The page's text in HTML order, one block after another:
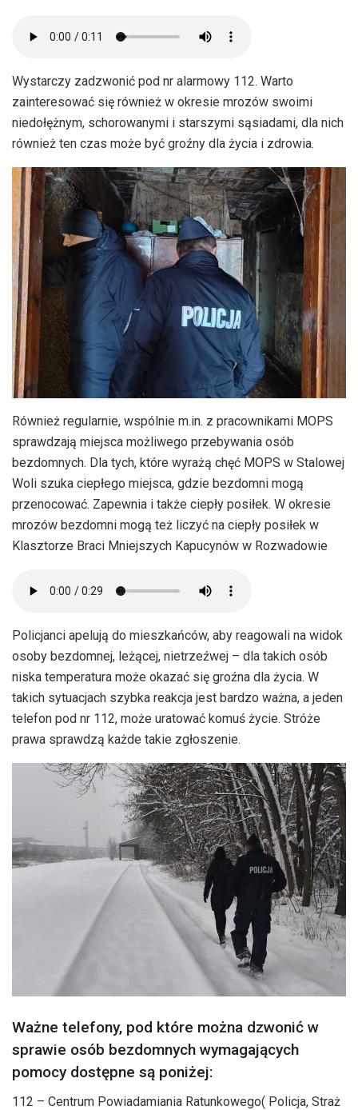
Wystarczy zadzwonić pod nr alarmowy 112. Warto
zainteresować się również w okresie mrozów swoimi
niedołężnym, schorowanymi i starszymi sąsiadami, dla nich
również ten czas może być groźny dla życia i zdrowia.
Również regularnie, wspólnie m.in. z pracownikami MOPS
sprawdzają miejsca możliwego przebywania osób
bezdomnych. Dla tych, które wyrażą chęć MOPS w Stalowej
Woli szuka ciepłego miejsca, gdzie bezdomni mogą
przenocować. Zapewnia i także ciepły posiłek. W okresie
mrozów bezdomni mogą też liczyć na ciepły posiłek w
Klasztorze Braci Mniejszych Kapucynów w Rozwadowie
Policjanci apelują do mieszkańców, aby reagowali na widok
osoby bezdomnej, leżącej, nietrzeźwej – dla takich osób
niska temperatura może okazać się groźna dla życia. W
takich sytuacjach szybka reakcja jest bardzo ważna, a jeden
telefon pod nr 112, może uratować komuś życie. Stróże
prawa sprawdzą każde takie zgłoszenie.
Ważne telefony, pod które można dzwonić w
sprawie osób bezdomnych wymagających
pomocy dostępne są poniżej:
112 – Centrum Powiadamiania Ratunkowego( Policja, Straż